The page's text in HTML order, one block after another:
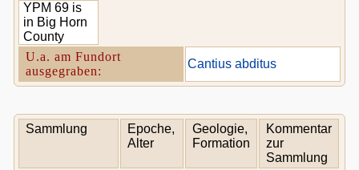
YPM 69 is
in Big Horn
County
U.a. am Fundort
ausgegraben:
Cantius abditus
Sammlung
Epoche,
Alter
Geologie,
Formation
Kommentar
zur
Sammlung